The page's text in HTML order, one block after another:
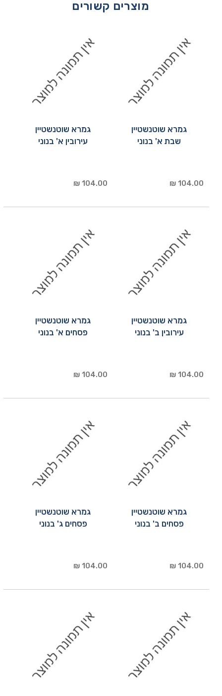
מוצרים קשורים
גמרא שוטנשטיין
שבת א' בנוני
104.00 ₪
גמרא שוטנשטיין
עירובין א' בנוני
104.00 ₪
גמרא שוטנשטיין
עירובין ב' בנוני
104.00 ₪
גמרא שוטנשטיין
פסחים א' בנוני
104.00 ₪
גמרא שוטנשטיין
פסחים ב' בנוני
104.00 ₪
גמרא שוטנשטיין
פסחים ג' בנוני
104.00 ₪